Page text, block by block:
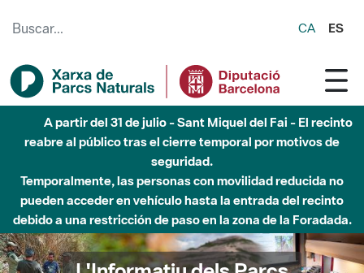
CA ES
Hasta diciembre de 2026 - Parque Fluvial Besós -
Afectaciones en el cauce del Parque Fluvial del Besòs debido
a obras de construcción de una pasarela sobre el río
L'Informatiu dels Parcs